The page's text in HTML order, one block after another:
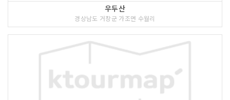
우두산
경상남도 거창군 가조면 수월리